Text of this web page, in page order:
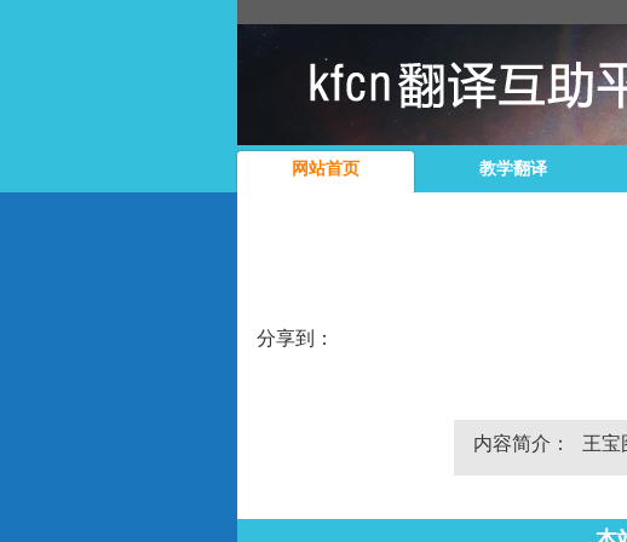
网站首页 教学翻译
分享到：
内容简介：
王宝